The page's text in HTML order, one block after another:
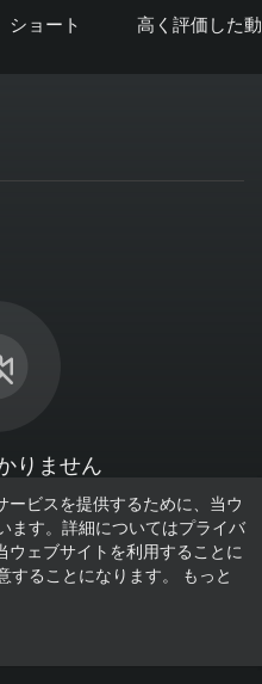
ービスを提供するために、当ウ
ます。詳細についてはプライバ
ウェブサイトを利用することに
することになります。
もっと
ショート 高く評価した
りません